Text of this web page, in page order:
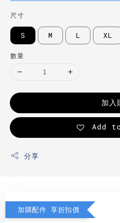
尺寸
S M L XL
數量
加入
Add
分享
加購配件 享折扣價